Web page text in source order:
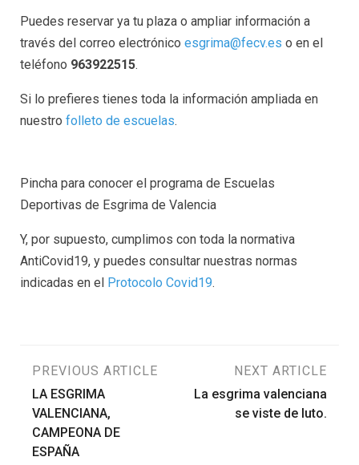
Puedes reservar ya tu plaza o ampliar información a
través del correo electrónico esgrima@fecv.es o en el
teléfono 963922515.
Si lo prefieres tienes toda la información ampliada en
nuestro folleto de escuelas.
Pincha para conocer el programa de Escuelas
Deportivas de Esgrima de Valencia
Y, por supuesto, cumplimos con toda la normativa
AntiCovid19, y puedes consultar nuestras normas
indicadas en el Protocolo Covid19.
Navegación
de
entradas
PREVIOUS ARTICLE
LA ESGRIMA
VALENCIANA,
CAMPEONA DE
ESPAÑA
NEXT ARTICLE
La esgrima valenciana
se viste de luto.